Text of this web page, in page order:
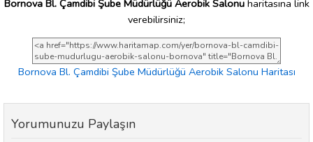
Bornova Bl. Çamdibi Şube Müdürlüğü Aerobik Salonuharitasına link
verebilirsiniz;
Bornova Bl. Çamdibi Şube Müdürlüğü Aerobik Salonu Haritası
Yorumunuzu Paylaşın